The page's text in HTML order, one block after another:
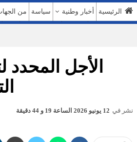
الرئيسية أخبار وطنية سياسة من
الأجل المحدد
نشر في 12 يونيو 2026 الساعة 19 و 44 دقيقة